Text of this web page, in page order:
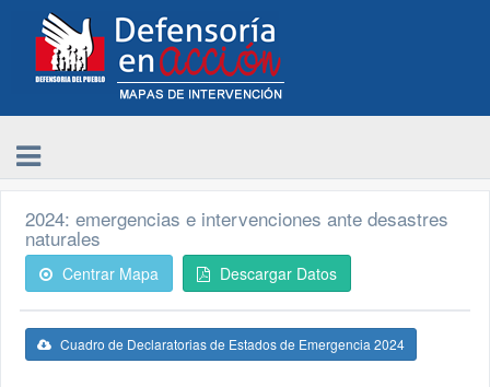
2024: emergencias e intervenciones ante desastres
naturales
Centrar Mapa Descargar Datos
Cuadro de Declaratorias de Estados de Emergencia 2024